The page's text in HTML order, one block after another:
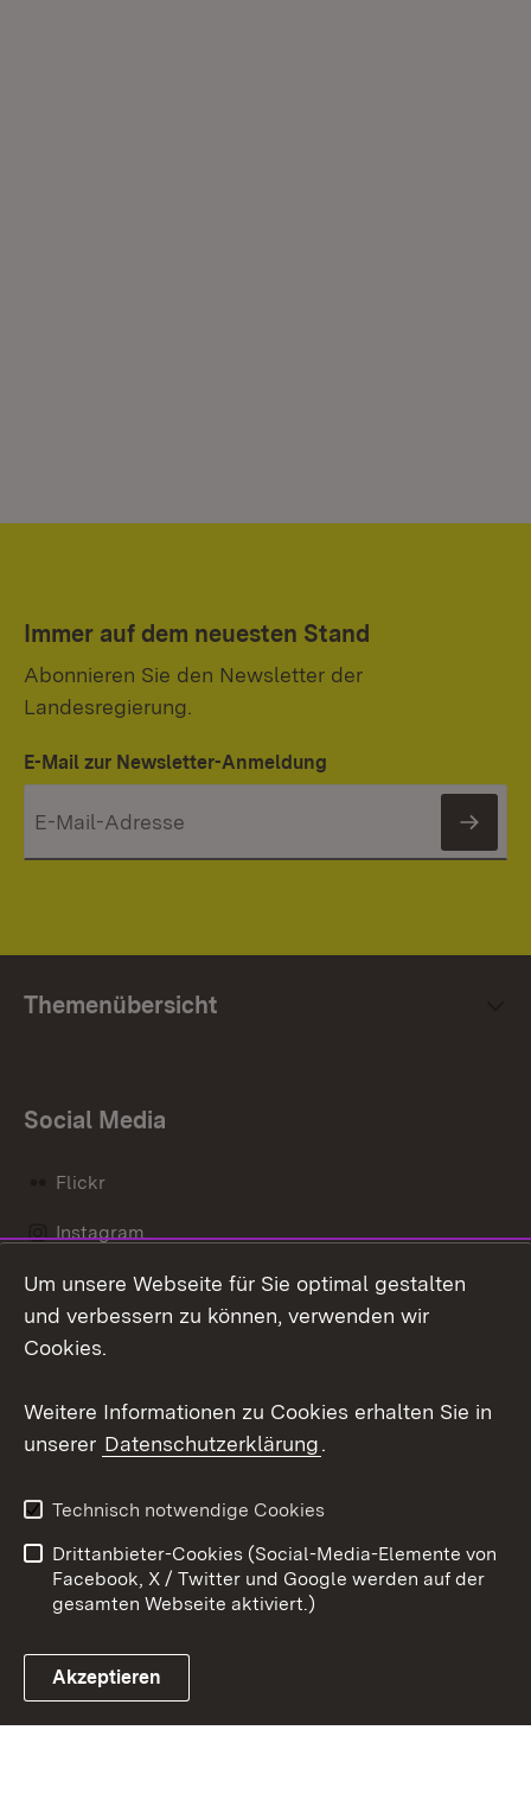
Immer auf dem neuesten Stand
Abonnieren Sie den Newsletter der
Landesregierung.
E-Mail zur Newsletter-Anmeldung
Themenübersicht
Social Media
Flickr
Instagram
Social Wall
Link zum Landesportal
Barrierefreiheit
Benutzungshinweise
Impressum
Cookies
Um unsere Webseite für Sie optimal gestalten
und verbessern zu können, verwenden wir
Cookies.
Weitere Informationen zu Cookies erhalten Sie in
unserer Datenschutzerklärung.
Technisch notwendige Cookies
Drittanbieter-Cookies (Social-Media-Elemente von
Facebook, X / Twitter und Google werden auf der
gesamten Webseite aktiviert.)
Akzeptieren